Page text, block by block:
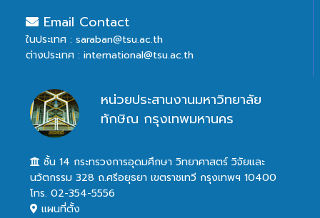
Email Contact
ในประเทศ : saraban@tsu.ac.th
ต่างประเทศ : international@tsu.ac.th
หน่วยประสานงานมหาวิทยาลัย
ทักษิณ กรุงเทพมหานคร
ชั้น 14 กระทรวงการอุดมศึกษา วิทยาศาสตร์ วิจัยและ
นวัตกรรม 328 ถ.ศรีอยุธยา เขตราชเทวี กรุงเทพฯ 10400
โทร. 02-354-5556
แผนที่ตั้ง